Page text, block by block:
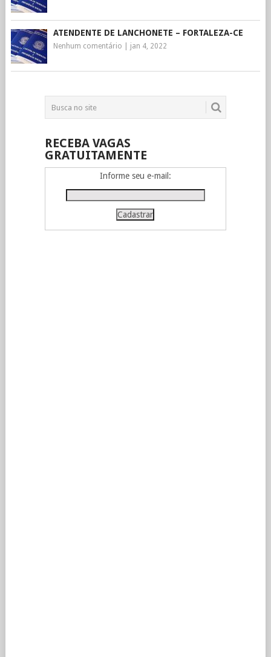
ATENDENTE DE LANCHONETE – FORTALEZA-CE
Nenhum comentário jan 4, 2022
RECEBA VAGAS
GRATUITAMENTE
Informe seu e-mail: